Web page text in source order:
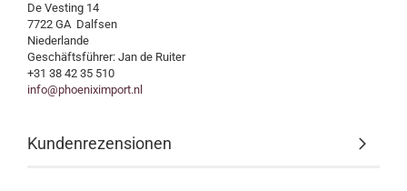
De Vesting 14
7722 GA Dalfsen
Niederlande
Geschäftsführer: Jan de Ruiter
+31 38 42 35 510
info@phoeniximport.nl
Kundenrezensionen